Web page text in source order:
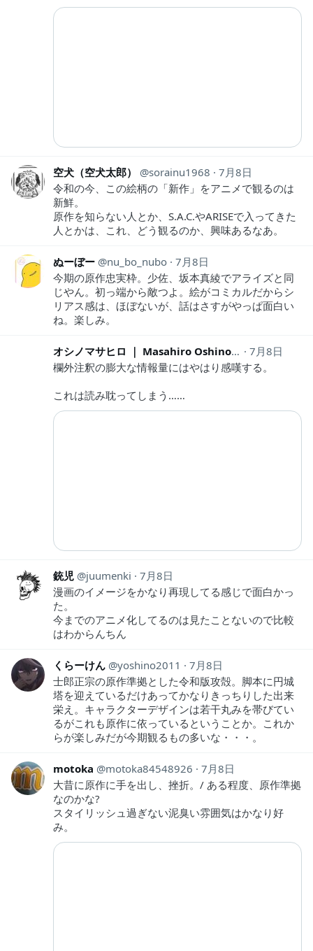
空犬（空犬太郎） sorainu1968
7月8日
令和の今、この絵柄の「新作」をアニメで観るのは
新鮮。
原作を知らない人とか、S.A.C.やARISEで入ってきた
人とかは、これ、どう観るのか、興味あるなあ。
ぬーぼー nu_bo_nubo 7月8日
今期の原作忠実枠。少佐、坂本真綾でアライズと同
じやん。初っ端から敵つよ。絵がコミカルだからシ
リアス感は、ほぼないが、話はさすがやっぱ面白い
ね。楽しみ。
オシノマサヒロ ｜ Masahiro Oshino Masahiro_Sub
7月8日
欄外注釈の膨大な情報量にはやはり感嘆する。
これは読み耽ってしまう……
銃児 juumenki
7月8日
漫画のイメージをかなり再現してる感じで面白かっ
た。
今までのアニメ化してるのは見たことないので比較
はわからんちん
くらーけん yoshino2011
7月8日
士郎正宗の原作準拠とした令和版攻殻。脚本に円城
塔を迎えているだけあってかなりきっちりした出来
栄え。キャラクターデザインは若干丸みを帯びてい
るがこれも原作に依っているということか。これか
らが楽しみだが今期観るもの多いな・・・。
motoka motoka84548926
7月8日
大昔に原作に手を出し、挫折。/ ある程度、原作準拠
なのかな?
スタイリッシュ過ぎない泥臭い雰囲気はかなり好
み。